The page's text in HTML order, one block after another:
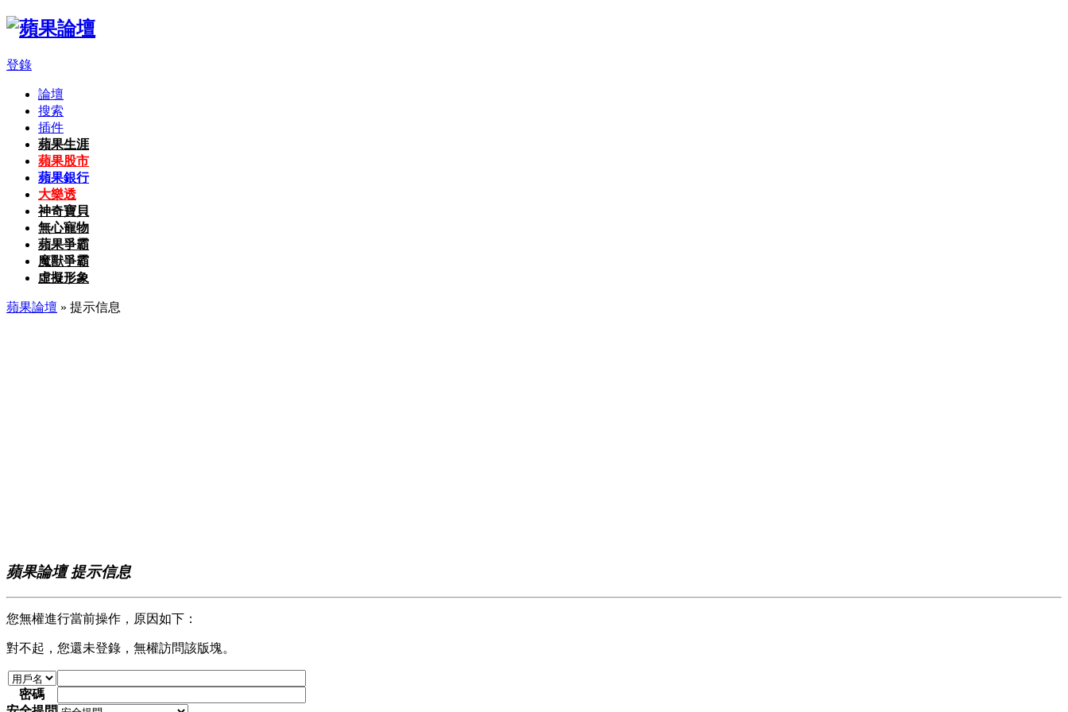
登錄
論壇
搜索
插件
蘋果生涯
蘋果股市
蘋果銀行
大樂透
神奇寶貝
無心寵物
蘋果爭霸
魔獸爭霸
虛擬形象
蘋果論壇 » 提示信息
蘋果論壇 提示信息
您無權進行當前操作，原因如下：
對不起，您還未登錄，無權訪問該版塊。
密碼